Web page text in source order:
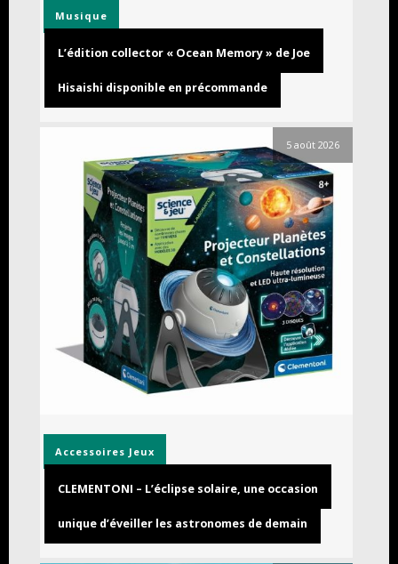
Musique
L’édition collector « Ocean Memory » de Joe
Hisaishi disponible en précommande
5 août 2026
Accessoires Jeux
CLEMENTONI – L’éclipse solaire, une occasion
unique d’éveiller les astronomes de demain